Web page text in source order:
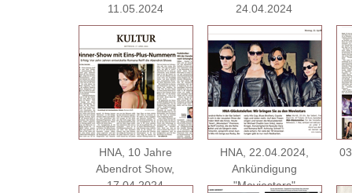
11.05.2024
24.04.2024
HNA, 10 Jahre
Abendrot Show,
17.04.2024
HNA, 22.04.2024,
Ankündigung
"Moviestars"